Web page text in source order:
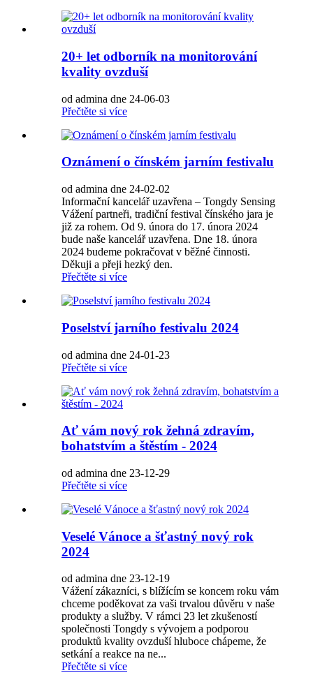
20+ let odborník na monitorování
kvality ovzduší
od admina dne 24-06-03
Přečtěte si více
Oznámení o čínském jarním festivalu
od admina dne 24-02-02
Informační kancelář uzavřena – Tongdy Sensing
Vážení partneři, tradiční festival čínského jara je
již za rohem. Od 9. února do 17. února 2024
bude naše kancelář uzavřena. Dne 18. února
2024 budeme pokračovat v běžné činnosti.
Děkuji a přeji hezký den.
Přečtěte si více
Poselství jarního festivalu 2024
od admina dne 24-01-23
Přečtěte si více
Ať vám nový rok žehná zdravím,
bohatstvím a štěstím - 2024
od admina dne 23-12-29
Přečtěte si více
Veselé Vánoce a šťastný nový rok
2024
od admina dne 23-12-19
Vážení zákazníci, s blížícím se koncem roku vám
chceme poděkovat za vaši trvalou důvěru v naše
produkty a služby. V rámci 23 let zkušeností
společnosti Tongdy s vývojem a podporou
produktů kvality ovzduší hluboce chápeme, že
setkání a reakce na ne...
Přečtěte si více